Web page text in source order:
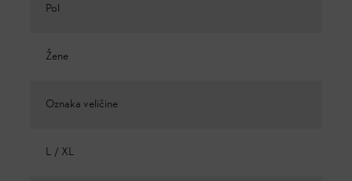
Pol
Žene
Oznaka veličine
L / XL